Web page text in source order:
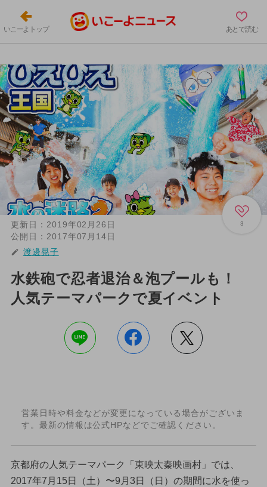
いこーよトップ あとで読む
3
更新日： 2019年02月26日
公開日： 2017年07月14日
渡邊晃子
水鉄砲で忍者退治＆泡プールも！
人気テーマパークで夏イベント
営業日時や料金などが変更になっている場合がございま
す。最新の情報は公式HPなどでご確認ください。
京都府の人気テーマパーク「東映太秦映画村」では、
2017年7月15日（土）〜9月3日（日）の期間に水を使っ